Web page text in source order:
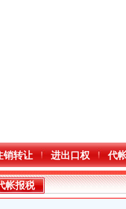
销转让 进出口权 代
帐报税